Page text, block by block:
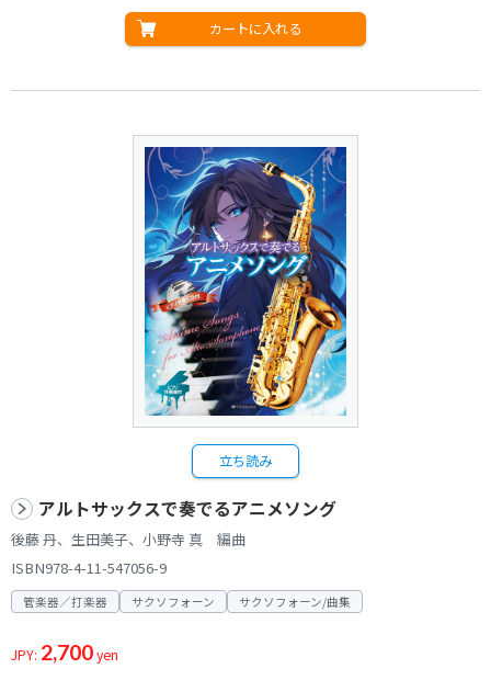
カートに入れる
立ち読み
アルトサックスで奏でるアニメソング
後藤 丹、生田美子、小野寺 真 編曲
ISBN978-4-11-547056-9
管楽器／打楽器 サクソフォーン サクソフォーン/曲集
JPY: 2,700yen